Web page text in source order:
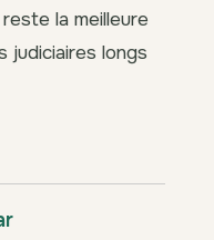
la meilleure
judiciaires longs